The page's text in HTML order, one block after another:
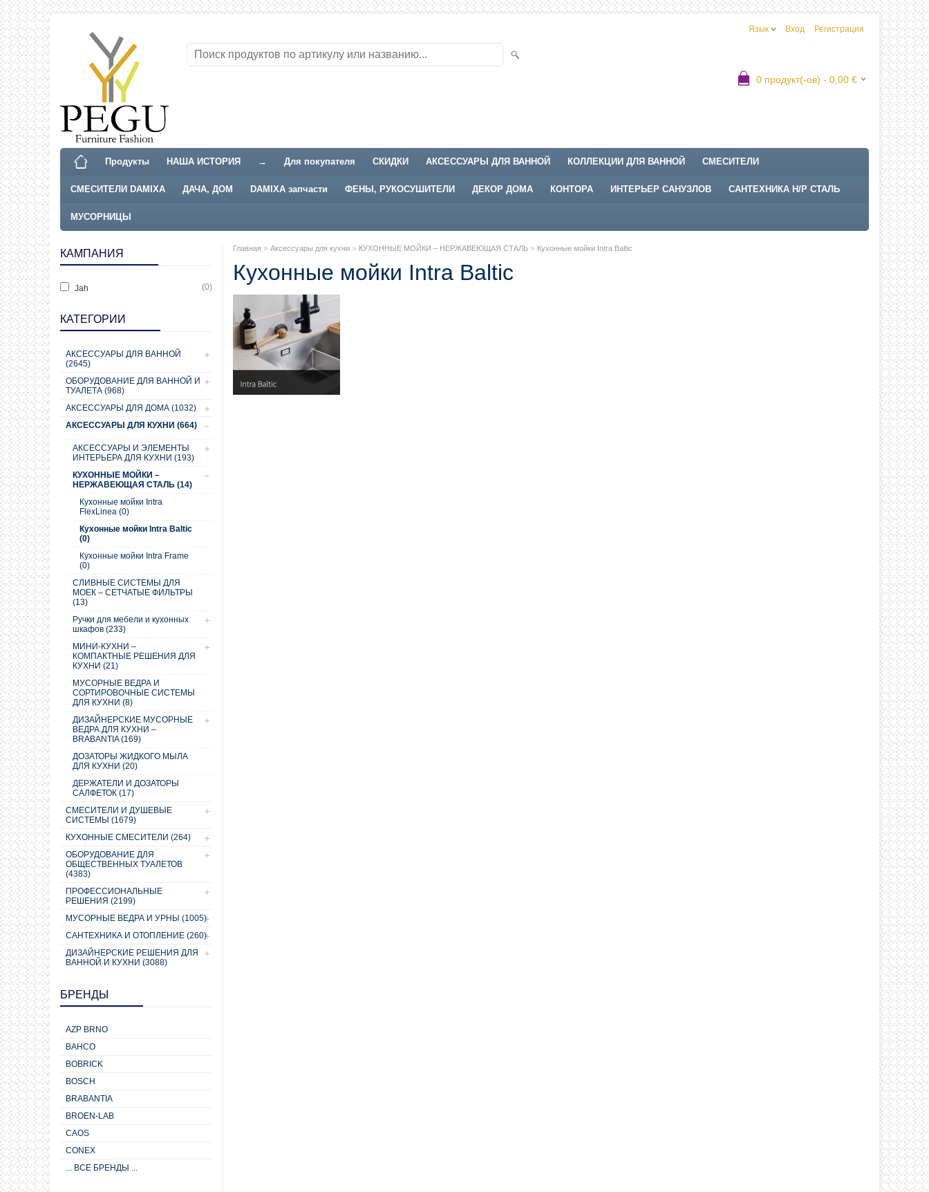
Язык Вход Регистрация
0 продукт(-ов) - 0,00 €
Продукты НАША ИСТОРИЯ → Для покупателя СКИДКИ АКСЕССУАРЫ ДЛЯ ВАННОЙ КОЛЛЕКЦИИ ДЛЯ ВАННОЙ СМЕСИТЕЛИ
СМЕСИТЕЛИ DAMIXA ДАЧА, ДОМ DAMIXA запчасти ФЕНЫ, РУКОСУШИТЕЛИ ДЕКОР ДОМА КОНТОРА ИНТЕРЬЕР САНУЗЛОВ САНТЕХНИКА Н/Р СТАЛЬ
МУСОРНИЦЫ
КАМПАНИЯ
(0)
Jah
КАТЕГОРИИ
АКСЕССУАРЫ ДЛЯ ВАННОЙ
(2645)
ОБОРУДОВАНИЕ ДЛЯ ВАННОЙ И
ТУАЛЕТА (968)
АКСЕССУАРЫ ДЛЯ ДОМА (1032)
АКСЕССУАРЫ ДЛЯ КУХНИ (664)
АКСЕССУАРЫ И ЭЛЕМЕНТЫ
ИНТЕРЬЕРА ДЛЯ КУХНИ (193)
КУХОННЫЕ МОЙКИ –
НЕРЖАВЕЮЩАЯ СТАЛЬ (14)
Кухонные мойки Intra
FlexLinea (0)
Кухонные мойки Intra Baltic
(0)
Кухонные мойки Intra Frame
(0)
СЛИВНЫЕ СИСТЕМЫ ДЛЯ
МОЕК – СЕТЧАТЫЕ ФИЛЬТРЫ
(13)
Ручки для мебели и кухонных
шкафов (233)
МИНИ-КУХНИ –
КОМПАКТНЫЕ РЕШЕНИЯ ДЛЯ
КУХНИ (21)
МУСОРНЫЕ ВЕДРА И
СОРТИРОВОЧНЫЕ СИСТЕМЫ
ДЛЯ КУХНИ (8)
ДИЗАЙНЕРСКИЕ МУСОРНЫЕ
ВЕДРА ДЛЯ КУХНИ –
BRABANTIA (169)
ДОЗАТОРЫ ЖИДКОГО МЫЛА
ДЛЯ КУХНИ (20)
ДЕРЖАТЕЛИ И ДОЗАТОРЫ
САЛФЕТОК (17)
СМЕСИТЕЛИ И ДУШЕВЫЕ
СИСТЕМЫ (1679)
КУХОННЫЕ СМЕСИТЕЛИ (264)
ОБОРУДОВАНИЕ ДЛЯ
ОБЩЕСТВЕННЫХ ТУАЛЕТОВ
(4383)
ПРОФЕССИОНАЛЬНЫЕ
РЕШЕНИЯ (2199)
МУСОРНЫЕ ВЕДРА И УРНЫ (1005)
САНТЕХНИКА И ОТОПЛЕНИЕ (260)
ДИЗАЙНЕРСКИЕ РЕШЕНИЯ ДЛЯ
ВАННОЙ И КУХНИ (3088)
БРЕНДЫ
AZP BRNO
BAHCO
BOBRICK
BOSCH
BRABANTIA
BROEN-LAB
CAOS
CONEX
... ВСЕ БРЕНДЫ ...
Главная » Аксессуары для кухни » КУХОННЫЕ МОЙКИ – НЕРЖАВЕЮЩАЯ СТАЛЬ » Кухонные мойки Intra Baltic
Кухонные мойки Intra Baltic